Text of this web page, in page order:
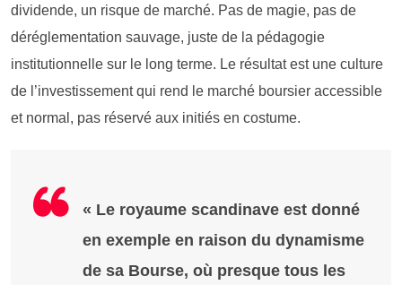
dividende, un risque de marché. Pas de magie, pas de
déréglementation sauvage, juste de la pédagogie
institutionnelle sur le long terme. Le résultat est une culture
de l’investissement qui rend le marché boursier accessible
et normal, pas réservé aux initiés en costume.
« Le royaume scandinave est donné
en exemple en raison du dynamisme
de sa Bourse, où presque tous les